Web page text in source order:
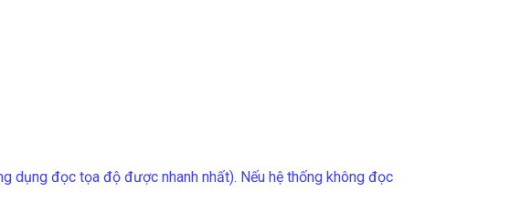
dụng đọc tọa độ được nhanh nhất). Nếu hệ thống không đọc